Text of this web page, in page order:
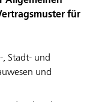
für
Stadt- und
und